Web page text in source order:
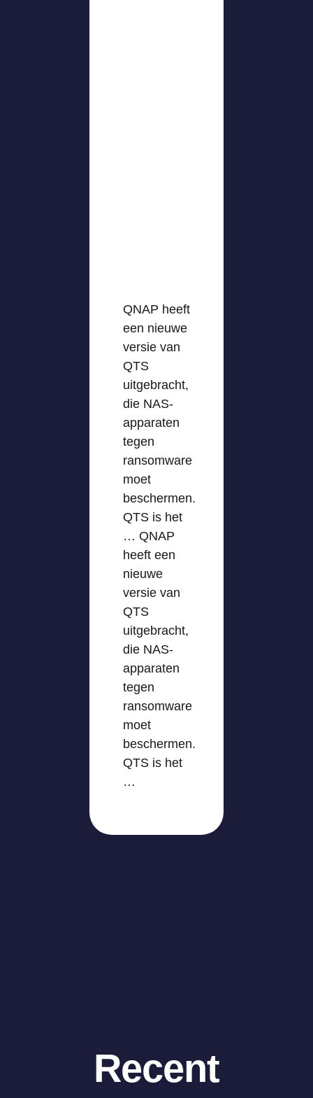
QNAP heeft
een nieuwe
versie van
QTS
uitgebracht,
die NAS-
apparaten
tegen
ransomware
moet
beschermen.
QTS is het
… QNAP
heeft een
nieuwe
versie van
QTS
uitgebracht,
die NAS-
apparaten
tegen
ransomware
moet
beschermen.
QTS is het
…
Recent